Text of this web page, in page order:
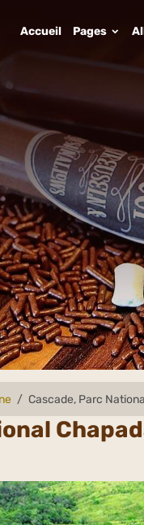
Accueil Pages
Cascade, Parc